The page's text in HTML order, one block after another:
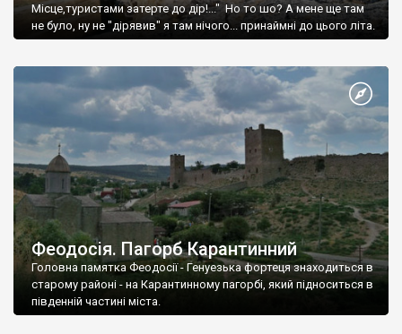
Місце,туристами затерте до дір!..." Но то шо? А мене ще там
не було, ну не "дірявив" я там нічого... принаймні до цього літа.
Феодосія. Пагорб Карантинний
Головна памятка Феодосії - Генуезька фортеця знаходиться в
старому районі - на Карантинному пагорбі, який підноситься в
південній частині міста.